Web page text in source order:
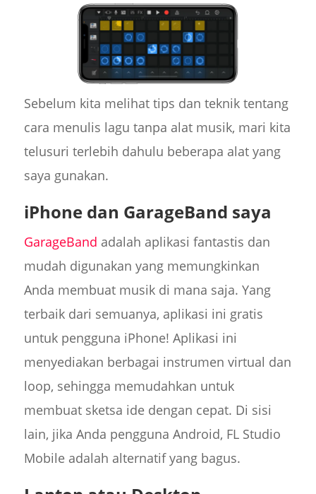
Sebelum kita melihat tips dan teknik tentang
cara menulis lagu tanpa alat musik, mari kita
telusuri terlebih dahulu beberapa alat yang
saya gunakan.
iPhone dan GarageBand saya
GarageBand adalah aplikasi fantastis dan
mudah digunakan yang memungkinkan
Anda membuat musik di mana saja. Yang
terbaik dari semuanya, aplikasi ini gratis
untuk pengguna iPhone! Aplikasi ini
menyediakan berbagai instrumen virtual dan
loop, sehingga memudahkan untuk
membuat sketsa ide dengan cepat. Di sisi
lain, jika Anda pengguna Android, FL Studio
Mobile adalah alternatif yang bagus.